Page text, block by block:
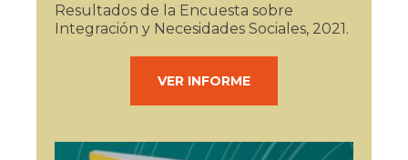
Resultados de la Encuesta sobre
Integración y Necesidades Sociales, 2021.
VER INFORME